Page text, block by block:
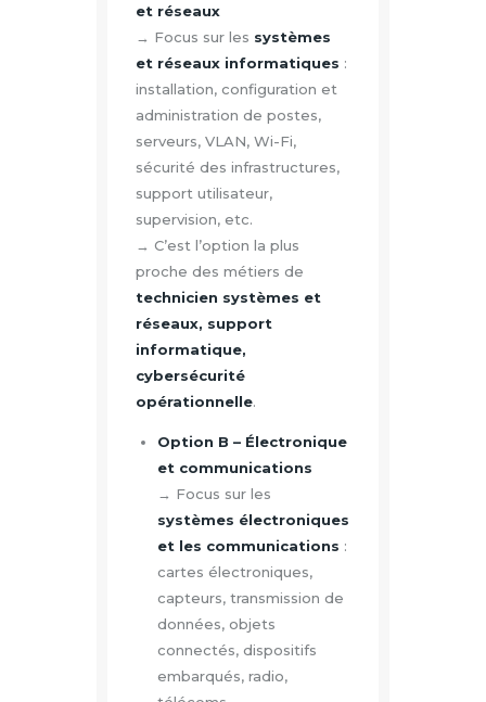
et réseaux
→ Focus sur les systèmes
et réseaux informatiques :
installation, configuration et
administration de postes,
serveurs, VLAN, Wi-Fi,
sécurité des infrastructures,
support utilisateur,
supervision, etc.
→ C’est l’option la plus
proche des métiers de
technicien systèmes et
réseaux, support
informatique,
cybersécurité
opérationnelle.
Option B – Électronique
et communications
→ Focus sur les
systèmes électroniques
et les communications :
cartes électroniques,
capteurs, transmission de
données, objets
connectés, dispositifs
embarqués, radio,